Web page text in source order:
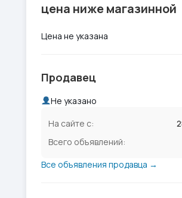
цена ниже магазинной
Цена не указана
Продавец
Не указано
На сайте с:
Всего объявлений:
Все объявления продавца →